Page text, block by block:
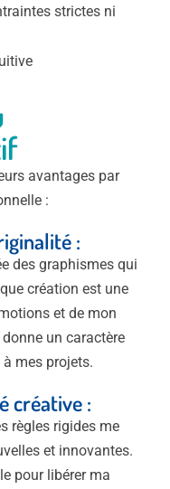
strictes ni
avantages par
:
:
des graphismes qui
création est une
et de mon
un caractère
mes projets.
créative :
règles rigides me
et innovantes.
pour libérer ma